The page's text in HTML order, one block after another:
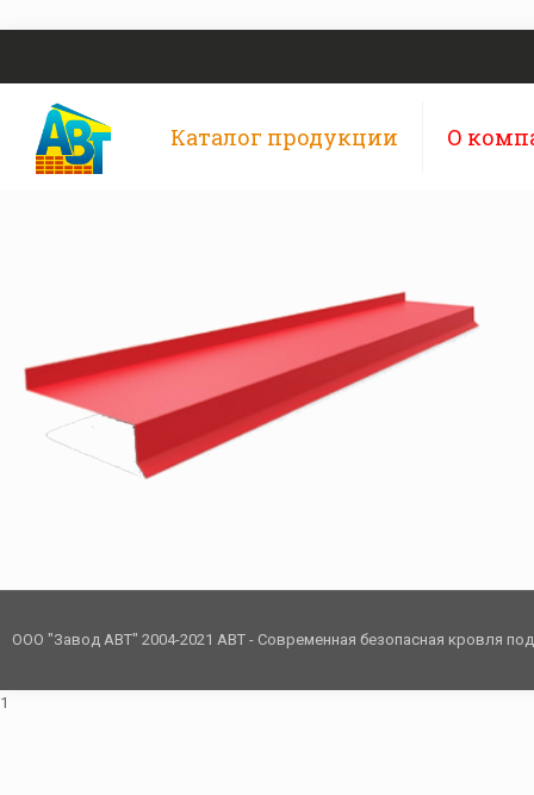
Каталог продукции О
ООО "Завод АВТ" 2004-2021 АВТ - Современная безопасная кровля
1